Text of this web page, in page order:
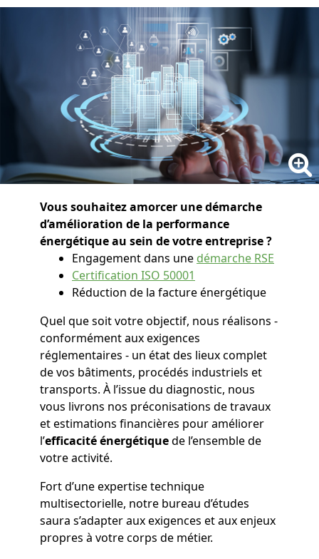
Vous souhaitez amorcer une démarche
d’amélioration de la performance
énergétique au sein de votre entreprise ?
Engagement dans une démarche RSE
Certification ISO 50001
Réduction de la facture énergétique
Quel que soit votre objectif, nous réalisons -
conformément aux exigences
réglementaires - un état des lieux complet
de vos bâtiments, procédés industriels et
transports. À l’issue du diagnostic, nous
vous livrons nos préconisations de travaux
et estimations financières pour améliorer
l’efficacité énergétiquede l’ensemble de
votre activité.
Fort d’une expertise technique
multisectorielle, notre bureau d’études
saura s’adapter aux exigences et aux enjeux
propres à votre corps de métier.